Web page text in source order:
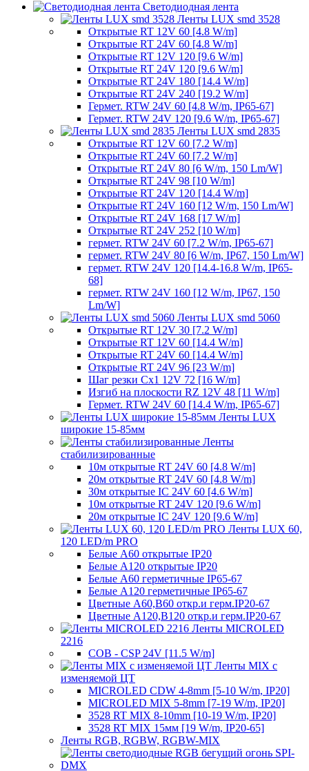
Светодиодная лента
Ленты LUX smd 3528
Открытые RT 12V 60 [4.8 W/m]
Открытые RT 24V 60 [4.8 W/m]
Открытые RT 12V 120 [9.6 W/m]
Открытые RT 24V 120 [9.6 W/m]
Открытые RT 24V 180 [14.4 W/m]
Открытые RT 24V 240 [19.2 W/m]
Гермет. RTW 24V 60 [4.8 W/m, IP65-67]
Гермет. RTW 24V 120 [9.6 W/m, IP65-67]
Ленты LUX smd 2835
Открытые RT 12V 60 [7.2 W/m]
Открытые RT 24V 60 [7.2 W/m]
Открытые RT 24V 80 [6 W/m, 150 Lm/W]
Открытые RT 24V 98 [10 W/m]
Открытые RT 24V 120 [14.4 W/m]
Открытые RT 24V 160 [12 W/m, 150 Lm/W]
Открытые RT 24V 168 [17 W/m]
Открытые RT 24V 252 [10 W/m]
гермет. RTW 24V 60 [7.2 W/m, IP65-67]
гермет. RTW 24V 80 [6 W/m, IP67, 150 Lm/W]
гермет. RTW 24V 120 [14.4-16.8 W/m, IP65-
68]
гермет. RTW 24V 160 [12 W/m, IP67, 150
Lm/W]
Ленты LUX smd 5060
Открытые RT 12V 30 [7.2 W/m]
Открытые RT 12V 60 [14.4 W/m]
Открытые RT 24V 60 [14.4 W/m]
Открытые RT 24V 96 [23 W/m]
Шаг резки Cx1 12V 72 [16 W/m]
Изгиб на плоскости RZ 12V 48 [11 W/m]
Гермет. RTW 24V 60 [14.4 W/m, IP65-67]
Ленты LUX
широкие 15-85мм
Ленты
стабилизированные
10м открытые RT 24V 60 [4.8 W/m]
20м открытые RT 24V 60 [4.8 W/m]
30м открытые IC 24V 60 [4.6 W/m]
10м открытые RT 24V 120 [9.6 W/m]
20м открытые IC 24V 120 [9.6 W/m]
Ленты LUX 60,
120 LED/m PRO
Белые A60 открытые IP20
Белые A120 открытые IP20
Белые A60 герметичные IP65-67
Белые A120 герметичные IP65-67
Цветные A60,B60 откр.и герм.IP20-67
Цветные A120,B120 откр.и герм.IP20-67
Ленты MICROLED
2216
COB - CSP 24V [11.5 W/m]
Ленты MIX с
изменяемой ЦТ
MICROLED CDW 4-8mm [5-10 W/m, IP20]
MICROLED MIX 5-8mm [7-19 W/m, IP20]
3528 RT MIX 8-10mm [10-19 W/m, IP20]
3528 RT MIX 15мм [19 W/m, IP20-65]
Ленты RGB, RGBW, RGBW-MIX